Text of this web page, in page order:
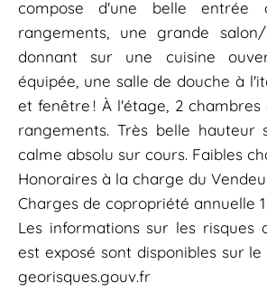
compose d'une belle entrée
rangements, une grande
donnant sur une cuisine
équipée, une salle de douche à
et fenêtre ! À l'étage, 2
rangements. Très belle hauteur
calme absolu sur cours. Faibles
Honoraires à la charge du
Charges de copropriété annuelle
Les informations sur les risques
est exposé sont disponibles sur le
georisques.gouv.fr